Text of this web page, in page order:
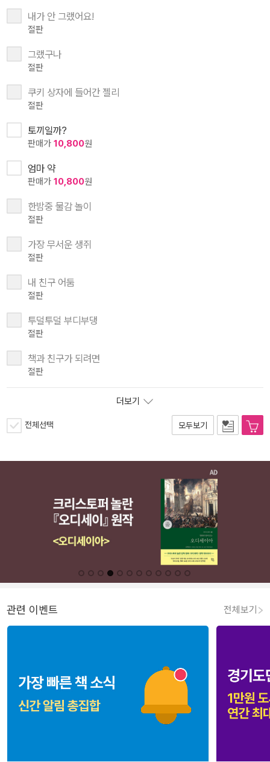
내가 안 그랬어요!
절판
그랬구나
절판
쿠키 상자에 들어간 젤리
절판
토끼일까?
판매가 10,800원
엄마 약
판매가 10,800원
한밤중 물감 놀이
절판
가장 무서운 생쥐
절판
내 친구 어둠
절판
투덜투덜 부디부댕
절판
책과 친구가 되려면
절판
더보기
전체선택 모두보기
관련 이벤트 전체보기